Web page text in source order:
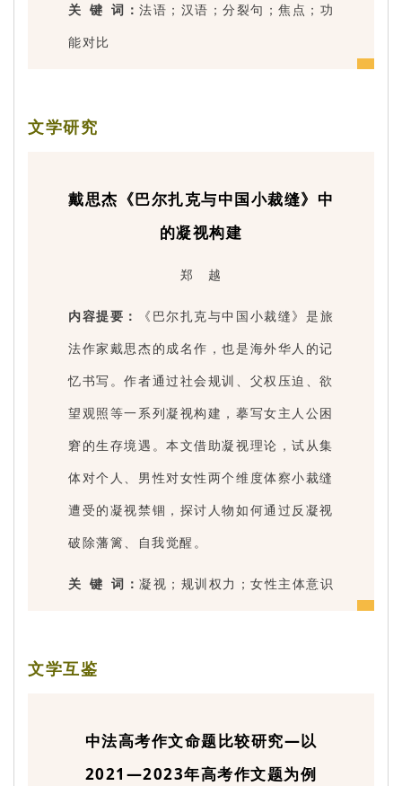
关 键 词： 法语；汉语；分裂句；焦点；功
能对比
文学研究
戴思杰《巴尔扎克与中国小裁缝》中
的凝视构建
郑 越
内容提要：
《巴尔扎克与中国小裁缝》是旅
法作家戴思杰的成名作，也是海外华人的记
忆书写。作者通过社会规训、父权压迫、欲
望观照等一系列凝视构建，摹写女主人公困
窘的生存境遇。本文借助凝视理论，试从集
体对个人、男性对女性两个维度体察小裁缝
遭受的凝视禁锢，探讨人物如何通过反凝视
破除藩篱、自我觉醒。
关 键 词： 凝视；规训权力；女性主体意识
文学互鉴
中法高考作文命题比较研究—以
2021—2023年高考作文题为例